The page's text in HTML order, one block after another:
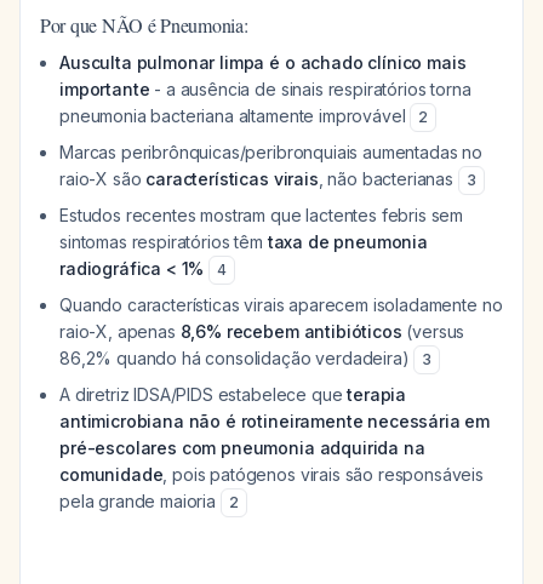
Por que NÃO é Pneumonia:
Ausculta pulmonar limpa é o achado clínico mais
importante - a ausência de sinais respiratórios torna
pneumonia bacteriana altamente improvável
2
Marcas peribrônquicas/peribronquiais aumentadas no
raio-X são características virais , não bacterianas 3
Estudos recentes mostram que lactentes febris sem
sintomas respiratórios têmtaxa de pneumonia
radiográfica < 1%
4
Quando características virais aparecem isoladamente no
raio-X, apenas 8,6% recebem antibióticos (versus
86,2% quando há consolidação verdadeira)
3
A diretriz IDSA/PIDS estabelece queterapia
antimicrobiana não é rotineiramente necessária em
pré-escolares com pneumonia adquirida na
comunidade , pois patógenos virais são responsáveis
pela grande maioria
2